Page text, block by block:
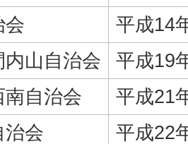
会
平成14
内山自治会
平成19
自治会
平成21
治会
平成22